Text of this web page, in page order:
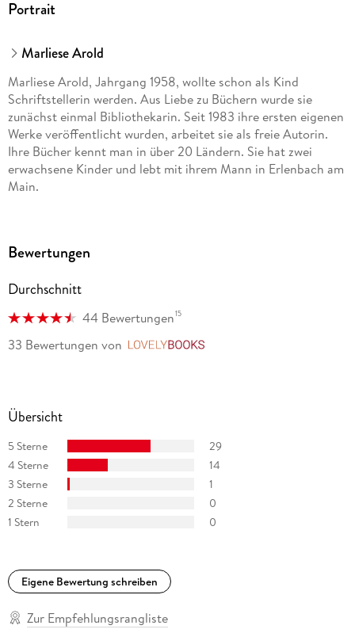
Portrait
Marliese Arold
Marliese Arold, Jahrgang 1958, wollte schon als Kind
Schriftstellerin werden. Aus Liebe zu Büchern wurde sie
zunächst einmal Bibliothekarin. Seit 1983 ihre ersten eigenen
Werke veröffentlicht wurden, arbeitet sie als freie Autorin.
Ihre Bücher kennt man in über 20 Ländern. Sie hat zwei
erwachsene Kinder und lebt mit ihrem Mann in Erlenbach am
Main.
Bewertungen
Durchschnitt
44 Bewertungen15
33 Bewertungen von
Übersicht
5 Sterne
29
4 Sterne
14
3 Sterne
1
2 Sterne
0
1 Stern
0
Eigene Bewertung schreiben
Zur Empfehlungsrangliste